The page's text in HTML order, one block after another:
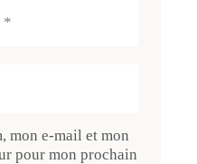
mon e-mail et mon
pour mon prochain